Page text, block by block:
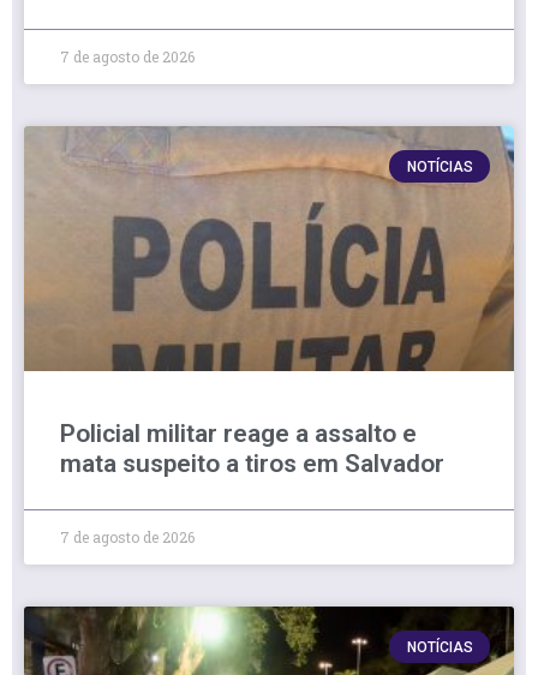
7 de agosto de 2026
NOTÍCIAS
Policial militar reage a assalto e
mata suspeito a tiros em Salvador
7 de agosto de 2026
NOTÍCIAS